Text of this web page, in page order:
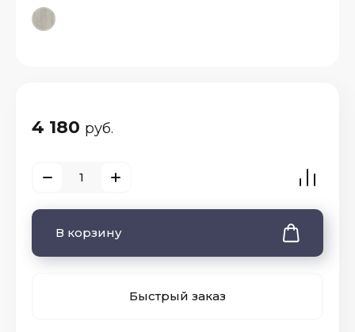
4 180 руб.
В корзину
Быстрый заказ